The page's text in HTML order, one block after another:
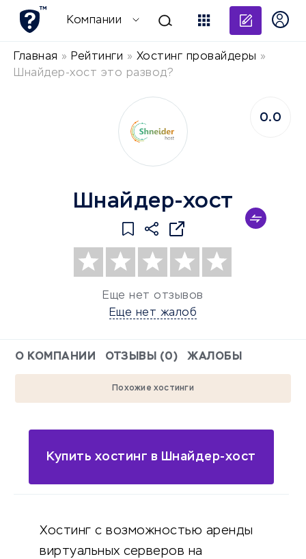
Компании
Главная » Рейтинги » Хостинг провайдеры »
Шнайдер-хост это развод?
Шнайдер-хост
Еще нет отзывов
Еще нет жалоб
0.0
О КОМПАНИИ ОТЗЫВЫ (0) ЖАЛОБЫ
Похожие хостинги
Купить хостинг в Шнайдер-хост
Хостинг с возможностью аренды
виртуальных серверов на